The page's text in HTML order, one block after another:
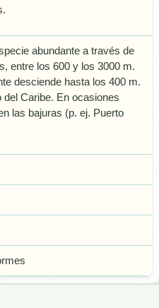
abundante a través de
entre los 600 y los 3000 m.
desciende hasta los 400 m.
del Caribe. En ocasiones
las bajuras (p. ej. Puerto